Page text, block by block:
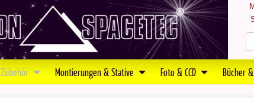
Zubehör Montierungen & Stative Foto & CCD Bücher